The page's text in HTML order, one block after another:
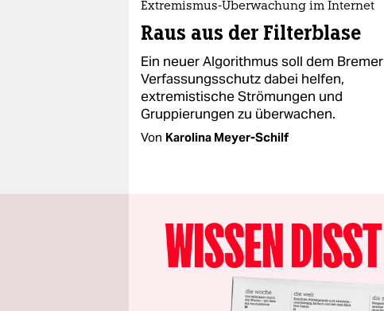
Extremismus-Überwachung im Internet
Raus aus der Filterblase
Ein neuer Algorithmus soll dem Bremer
Verfassungsschutz dabei helfen,
extremistische Strömungen und
Gruppierungen zu überwachen.
Von Karolina Meyer-Schilf